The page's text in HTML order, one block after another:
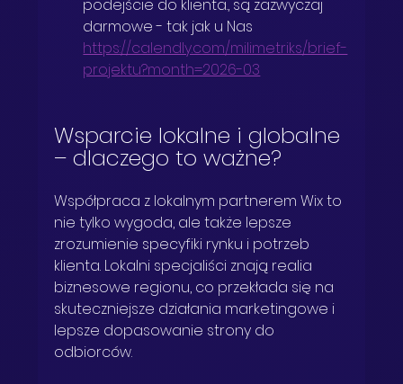
podejście do klienta., są zazwyczaj
darmowe - tak jak u Nas
https://calendly.com/milimetriks/brief-
projektu?month=2026-03
Wsparcie lokalne i globalne
– dlaczego to ważne?
Współpraca z lokalnym partnerem Wix to
nie tylko wygoda, ale także lepsze
zrozumienie specyfiki rynku i potrzeb
klienta. Lokalni specjaliści znają realia
biznesowe regionu, co przekłada się na
skuteczniejsze działania marketingowe i
lepsze dopasowanie strony do
odbiorców.